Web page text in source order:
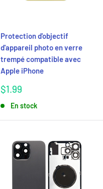
Protection d'objectif
d'appareil photo en verre
trempé compatible avec
Apple iPhone
Prix
$1.99
En stock